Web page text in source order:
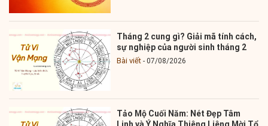
Tháng 2 cung gì? Giải mã tính cách,
sự nghiệp của người sinh tháng 2
Bài viết 07/08/2026
Tảo Mộ Cuối Năm: Nét Đẹp Tâm